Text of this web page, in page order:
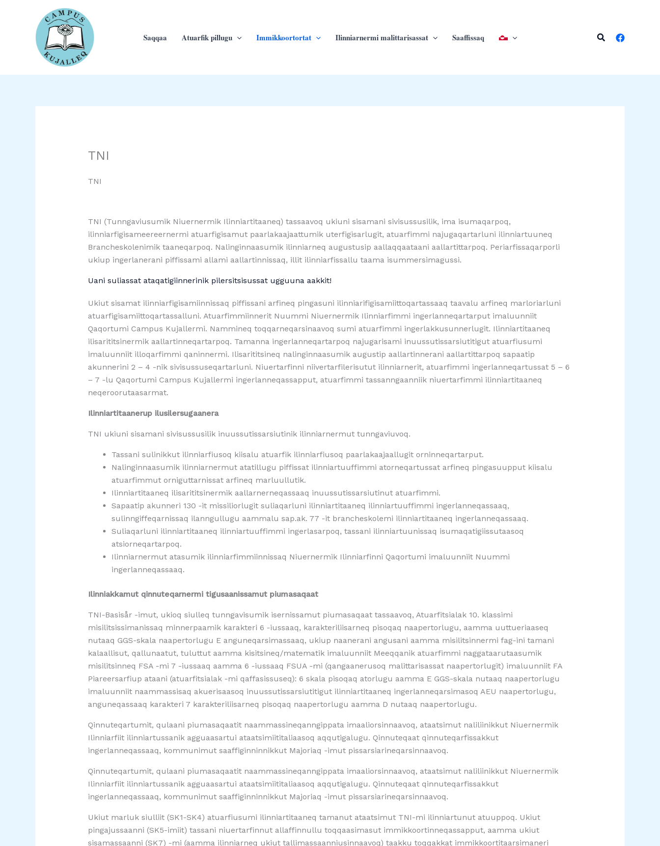
Saqqaa Atuarfik pillugu Immikkoortortat Ilinniarnermi malittarisassat Saaffissaq Search
TNI
TNI
TNI (Tunngaviusumik Niuernermik Ilinniartitaaneq) tassaavoq ukiuni sisamani sivisussusilik, ima isumaqarpoq,
ilinniarfigisameereernermi atuarfigisamut paarlakaajaattumik uterfigisarlugit, atuarfimmi najugaqartarluni ilinniartuuneq
Brancheskolenimik taaneqarpoq. Nalinginnaasumik ilinniarneq augustusip aallaqqaataani aallartittarpoq. Periarfissaqarporli
ukiup ingerlanerani piffissami allami aallartinnissaq, illit ilinniarfissallu taama isummersimagussi.
Uani suliassat ataqatigiinnerinik pilersitsisussat ugguuna aakkit!
Ukiut sisamat ilinniarfigisamiinnissaq piffissani arfineq pingasuni ilinniarifigisamiittoqartassaaq taavalu arfineq marloriarluni
atuarfigisamiittoqartassalluni. Atuarfimmiinnerit Nuummi Niuernermik Ilinniarfimmi ingerlanneqartarput imaluunniit
Qaqortumi Campus Kujallermi. Nammineq toqqarneqarsinaavoq sumi atuarfimmi ingerlakkusunnerlugit. Ilinniartitaaneq
ilisarititsinermik aallartinneqartarpoq. Tamanna ingerlanneqartarpoq najugarisami inuussutissarsiutitigut atuarfiusumi
imaluunniit illoqarfimmi qaninnermi. Ilisarititsineq nalinginnaasumik augustip aallartinnerani aallartittarpoq sapaatip
akunnerini 2 – 4 -nik sivisussuseqartarluni. Niuertarfinni niivertarfilerisutut ilinniarnerit, atuarfimmi ingerlanneqartussat 5 – 6
– 7 -lu Qaqortumi Campus Kujallermi ingerlanneqassapput, atuarfimmi tassanngaanniik niuertarfimmi ilinniartitaaneq
neqeroorutaasarmat.
Ilinniartitaanerup ilusilersugaanera
TNI ukiuni sisamani sivisussusilik inuussutissarsiutinik ilinniarnermut tunngaviuvoq.
Tassani sulinikkut ilinniarfiusoq kiisalu atuarfik ilinniarfiusoq paarlakaajaallugit orninneqartarput.
Nalinginnaasumik ilinniarnermut atatillugu piffissat ilinniartuuffimmi atorneqartussat arfineq pingasuupput kiisalu
atuarfimmut orniguttarnissat arfineq marluullutik.
Ilinniartitaaneq ilisarititsinermik aallarnerneqassaaq inuussutissarsiutinut atuarfimmi.
Sapaatip akunneri 130 -it missiliorlugit suliaqarluni ilinniartitaaneq ilinniartuuffimmi ingerlanneqassaaq,
sulinngiffeqarnissaq ilanngullugu aammalu sap.ak. 77 -it brancheskolemi ilinniartitaaneq ingerlanneqassaaq.
Suliaqarluni ilinniartitaaneq ilinniartuuffimmi ingerlasarpoq, tassani ilinniartuunissaq isumaqatigiissutaasoq
atsiorneqartarpoq.
Ilinniarnermut atasumik ilinniarfimmiinnissaq Niuernermik Ilinniarfinni Qaqortumi imaluunniit Nuummi
ingerlanneqassaaq.
Ilinniakkamut qinnuteqarnermi tigusaanissamut piumasaqaat
TNI-Basisår -imut, ukioq siulleq tunngavisumik isernissamut piumasaqaat tassaavoq, Atuarfitsialak 10. klassimi
misilitsissimanissaq minnerpaamik karakteri 6 -iussaaq, karakteriliisarneq pisoqaq naapertorlugu, aamma uuttueriaaseq
nutaaq GGS-skala naapertorlugu E anguneqarsimassaaq, ukiup naanerani angusani aamma misilitsinnermi fag-ini tamani
kalaallisut, qallunaatut, tuluttut aamma kisitsineq/matematik imaluunniit Meeqqanik atuarfimmi naggataarutaasumik
misilitsinneq FSA -mi 7 -iussaaq aamma 6 -iussaaq FSUA -mi (qangaanerusoq malittarisassat naapertorlugit) imaluunniit FA
Piareersarfiup ataani (atuarfitsialak -mi qaffasissuseq): 6 skala pisoqaq atorlugu aamma E GGS-skala nutaaq naapertorlugu
imaluunniit naammassisaq akuerisaasoq inuussutissarsiutitigut ilinniartitaaneq ingerlanneqarsimasoq AEU naapertorlugu,
anguneqassaaq karakteri 7 karakteriliisarneq pisoqaq naapertorlugu aamma D nutaaq naapertorlugu.
Qinnuteqartumit, qulaani piumasaqaatit naammassineqanngippata imaaliorsinnaavoq, ataatsimut naliliinikkut Niuernermik
Ilinniarfiit ilinniartussanik agguaasartui ataatsimiititaliaasoq aqqutigalugu. Qinnuteqaat qinnuteqarfissakkut
ingerlanneqassaaq, kommunimut saaffiginninnikkut Majoriaq -imut pissarsiarineqarsinnaavoq.
Qinnuteqartumit, qulaani piumasaqaatit naammassineqanngippata imaaliorsinnaavoq, ataatsimut naliliinikkut Niuernermik
Ilinniarfiit ilinniartussanik agguaasartui ataatsimiititaliaasoq aqqutigalugu. Qinnuteqaat qinnuteqarfissakkut
ingerlanneqassaaq, kommunimut saaffiginninnikkut Majoriaq -imut pissarsiarineqarsinnaavoq.
Ukiut marluk siulliit (SK1-SK4) atuarfiusumi ilinniartitaaneq tamanut ataatsimut TNI-mi ilinniartunut atuuppoq. Ukiut
pingajussaanni (SK5-imiit) tassani niuertarfinnut allaffinnullu toqqaasimasut immikkoortinneqassapput, aamma ukiut
sisamassaanni (SK7) -mi (aamma ilinniarneq ukiut tallimassaanniusinnaavoq) taakku toqqakkat immikkoortitaarsimaneri